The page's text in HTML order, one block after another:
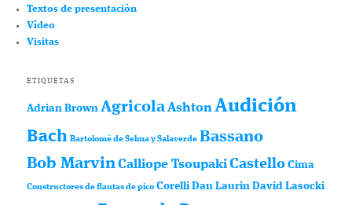
Textos de presentación
Vídeo
Visitas
ETIQUETAS
Adrian Brown AgricolaAshtonAudición
Bach Bartolomé de Selma y Salaverde Bassano
Bob MarvinCalliope TsoupakiCastello Cima
Constructores de flautas de pico Corelli Dan Laurin David Lasocki